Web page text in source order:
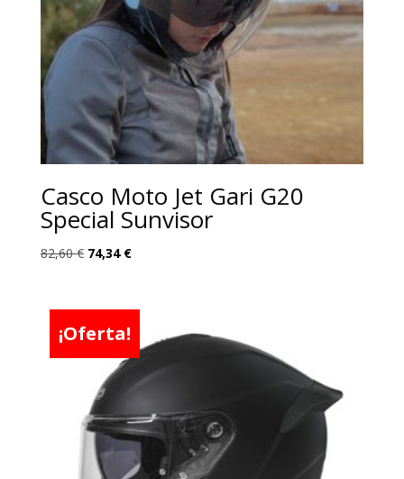
Casco Moto Jet Gari G20
Special Sunvisor
82,60€ El
era:
82,60 €.
74,34 €El
es:
74,34 €.
¡Oferta!